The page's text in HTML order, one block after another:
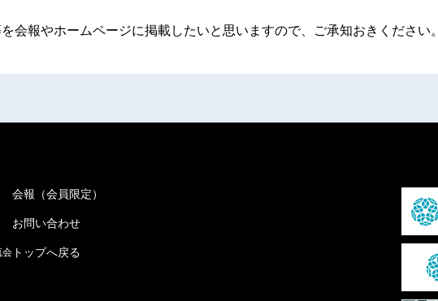
報やホームページに掲載したいと思いますので、ご承知おきください。
会
会報（会員限定）
お問い合わせ
トップへ戻る